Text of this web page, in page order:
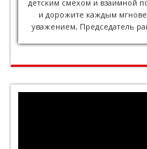
детским смехом и взаимной
и дорожите каждым
уважением, Председатель